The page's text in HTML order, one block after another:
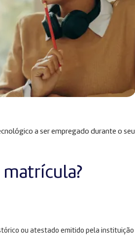
a ser empregado durante o seu
ou atestado emitido pela instituição